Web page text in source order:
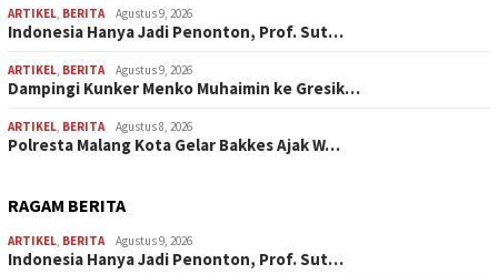
ARTIKEL BERITA Agustus 9, 2026
Indonesia Hanya Jadi Penonton, Prof. Sut…
ARTIKEL BERITA Agustus 9, 2026
Dampingi Kunker Menko Muhaimin ke Gresik…
ARTIKEL BERITA Agustus 8, 2026
Polresta Malang Kota Gelar Bakkes Ajak W…
RAGAM BERITA
ARTIKEL BERITA Agustus 9, 2026
Indonesia Hanya Jadi Penonton, Prof. Sut…